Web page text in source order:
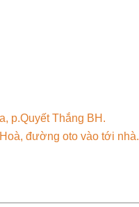
p.Quyết Thắng BH.
đường oto vào tới nhà.